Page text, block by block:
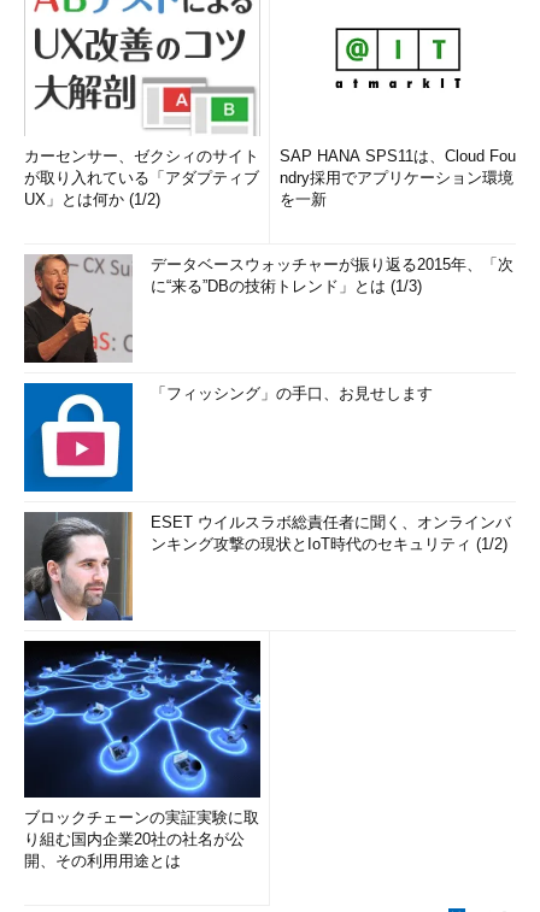
カーセンサー、ゼクシィのサイト
が取り入れている「アダプティブ
UX」とは何か (1/2)
SAP HANA SPS11は、Cloud Fou
ndry採用でアプリケーション環境
を一新
データベースウォッチャーが振り返る2015年、「次
に“来る”DBの技術トレンド」とは (1/3)
「フィッシング」の手口、お見せします
ESET ウイルスラボ総責任者に聞く、オンラインバ
ンキング攻撃の現状とIoT時代のセキュリティ (1/2)
ブロックチェーンの実証実験に取
り組む国内企業20社の社名が公
開、その利用用途とは